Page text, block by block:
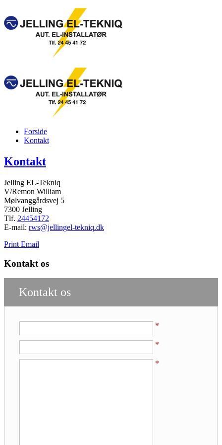
Forside
Kontakt
Kontakt
Jelling EL-Tekniq
V/Remon William
Mølvanggårdsvej 5
7300 Jelling
Tlf. 24454172
E-mail: rws@jellingel-tekniq.dk
Print Email
Kontakt os
Kontakt os